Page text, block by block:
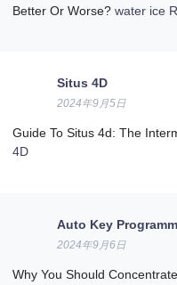
Better Or Worse?water ice
Situs 4D
2024年9月5日
Guide To Situs 4d: The
4D
Auto Key
2024年9月6日
Why You Should